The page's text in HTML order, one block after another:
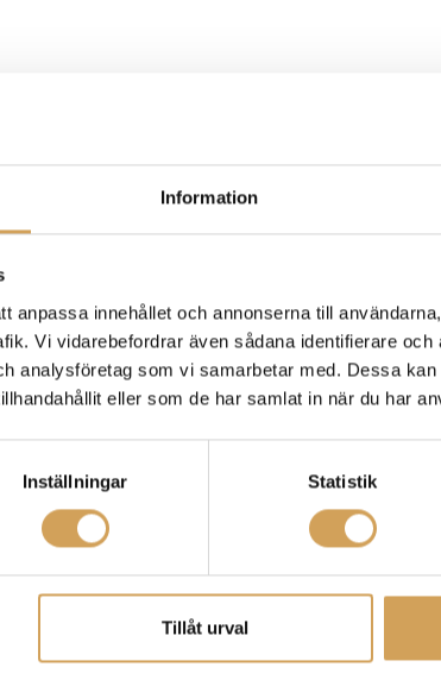
Information
anpassa innehållet och annonserna till
Vi vidarebefordrar även sådana identifierare och
analysföretag som vi samarbetar med. Dessa
eller som de har samlat in när du har
Inställningar Statistik
Tillåt urval